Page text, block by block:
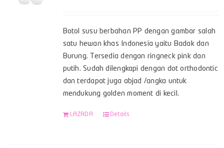
Botol susu berbahan PP dengan gambar salah
satu hewan khas Indonesia yaitu Badak dan
Burung. Tersedia dengan ringneck pink dan
putih. Sudah dilengkapi dengan dot orthodontic
dan terdapat juga abjad /angka untuk
mendukung golden moment di kecil.
LAZADA Details